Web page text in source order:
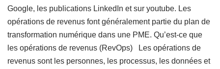
Google, les publications LinkedIn et sur youtube. Les
opérations de revenus font généralement partie du plan de
transformation numérique dans une PME. Qu’est-ce que
les opérations de revenus (RevOps) Les opérations de
revenus sont les personnes, les processus, les données et